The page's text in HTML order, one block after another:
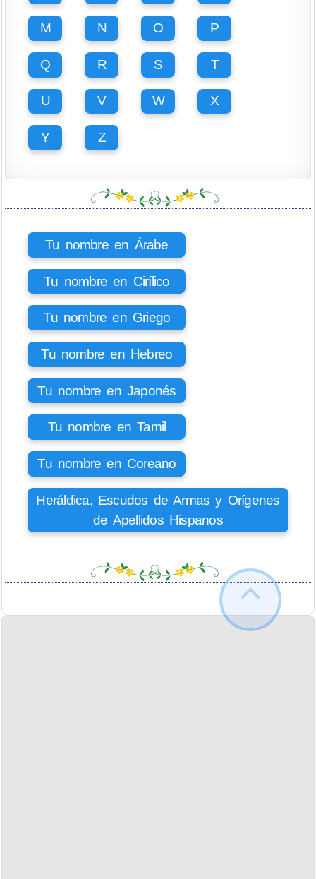
M N O P
Q R S T
U V W X
Y Z
Tu nombre en Árabe
Tu nombre en Cirílico
Tu nombre en Griego
Tu nombre en Hebreo
Tu nombre en Japonés
Tu nombre en Tamil
Tu nombre en Coreano
Heráldica, Escudos de Armas y Orígenes
de Apellidos Hispanos